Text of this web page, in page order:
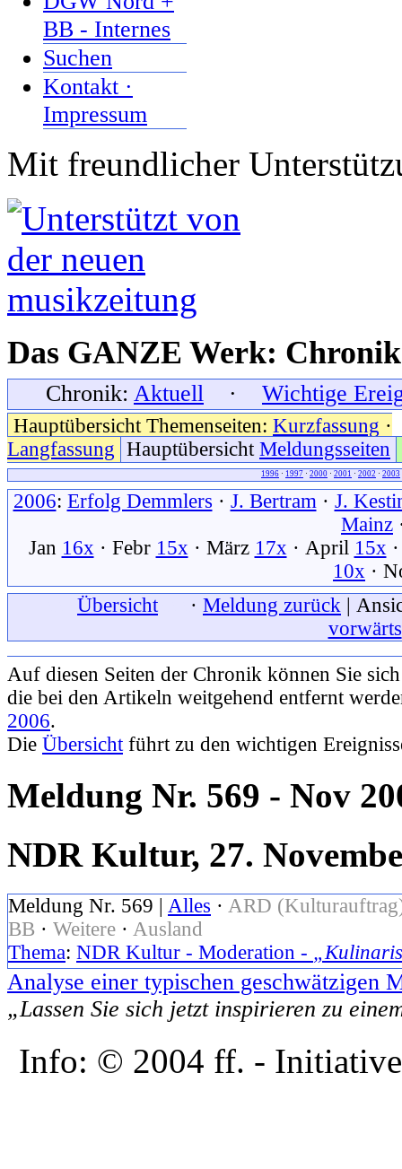
BB - Internes
Suchen
Kontakt ·
Impressum
Mit freundlicher
Das GANZE Werk:
Chronik: Aktuell · Wichtige
Hauptübersicht Themenseiten: Kurzfassung ·
Langfassung Hauptübersicht Meldungsseiten
1996 · 1997 · 2000 · 2001 · 2002 · 2003
2006: Erfolg Demmlers · J. Bertram · J.
Mainz
Jan 16x · Febr 15x · März 17x · April 15x
10x ·
Übersicht · Meldung zurück |
vorwärts
Auf diesen Seiten der Chronik können Sie
die bei den Artikeln weitgehend entfernt
2006.
Die Übersicht führt zu den wichtigen
Meldung Nr. 569 - Nov
NDR Kultur, 27.
Meldung Nr. 569 | Alles · ARD
BB · Weitere · Ausland
Thema: NDR Kultur - Moderation -
Analyse einer typischen geschwätzigen
„Lassen Sie sich jetzt inspirieren zu
Info: © 2004 ff. -